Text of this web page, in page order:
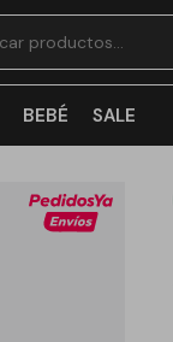
BEBÉ SALE